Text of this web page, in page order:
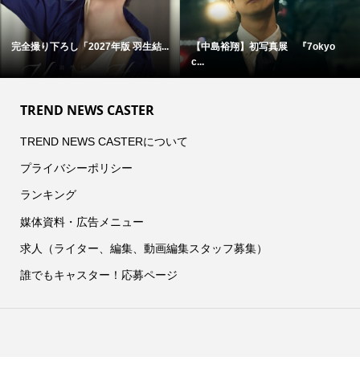
完全撮り下ろし「2027年版 羽生結...
【中島裕翔】初写真展 『7okyo
c...
TREND NEWS CASTER
TREND NEWS CASTERについて
プライバシーポリシー
ランキング
媒体資料・広告メニュー
求人（ライター、編集、動画編集スタッフ募集）
誰でもキャスター！応募ページ